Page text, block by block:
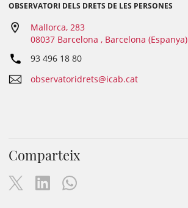
OBSERVATORI DELS DRETS DE LES PERSONES
Mallorca, 283
08037 Barcelona , Barcelona (Espanya)
93 496 18 80
observatoridrets@icab.cat
Comparteix